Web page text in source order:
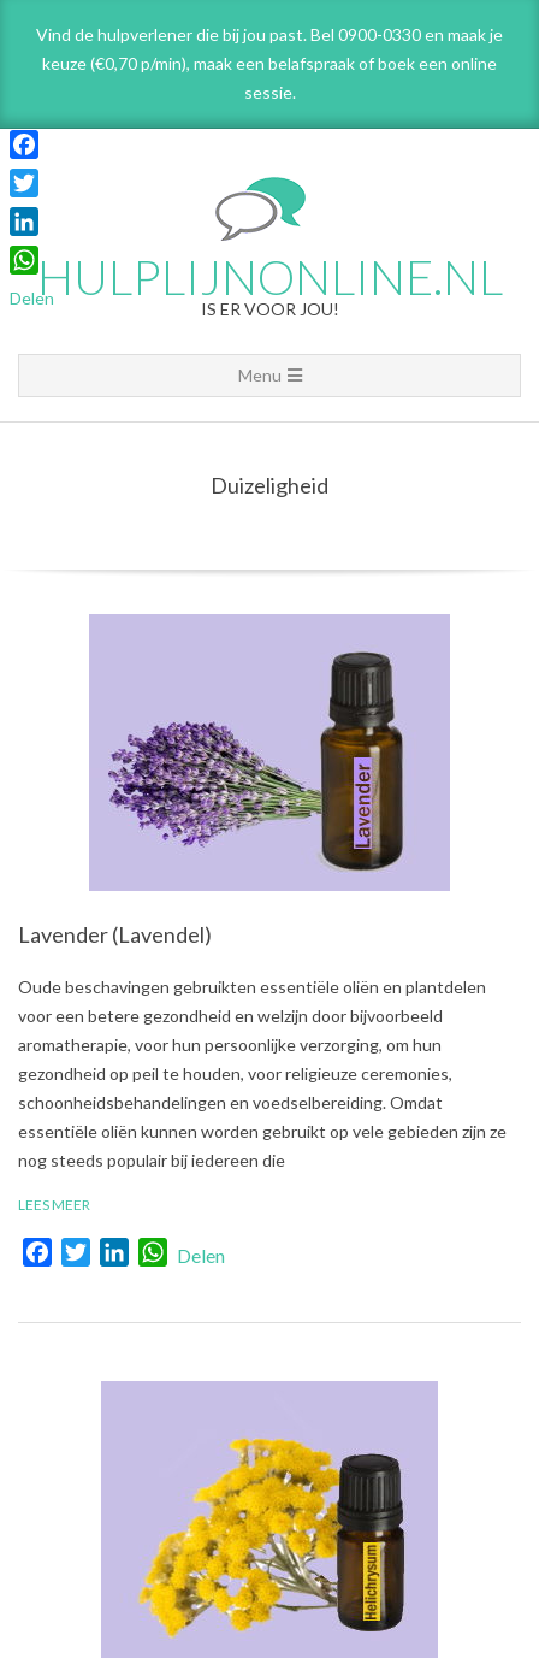
content
Vind de hulpverlener die bij jou past. Bel 0900-0330 en maak je
keuze (€0,70 p/min), maak een belafspraakof boek een online
sessie.
HULPLIJNONLINE.NL
IS ER VOOR JOU!
Navigation
Menu
Menu
Duizeligheid
Lavender (Lavendel)
2021-
Oude beschavingen gebruikten essentiële oliën en plantdelen
voor een betere gezondheid en welzijn door bijvoorbeeld
aromatherapie, voor hun persoonlijke verzorging, om hun
gezondheid op peil te houden, voor religieuze ceremonies,
schoonheidsbehandelingen en voedselbereiding. Omdat
essentiële oliën kunnen worden gebruikt op vele gebieden zijn ze
nog steeds populair bij iedereen die
LEES MEER
FacebookTwitterLinkedInWhatsApp
Delen
Facebook
Twitter
LinkedIn
WhatsApp
Delen